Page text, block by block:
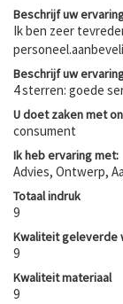
Beschrijf uw
Ik ben zeer
Beschrijf uw
4 sterren: goede
U doet zaken met
consument
Ik heb ervaring met:
Advies, Ontwerp,
Totaal indruk
9
Kwaliteit geleverde
9
Kwaliteit materiaal
9